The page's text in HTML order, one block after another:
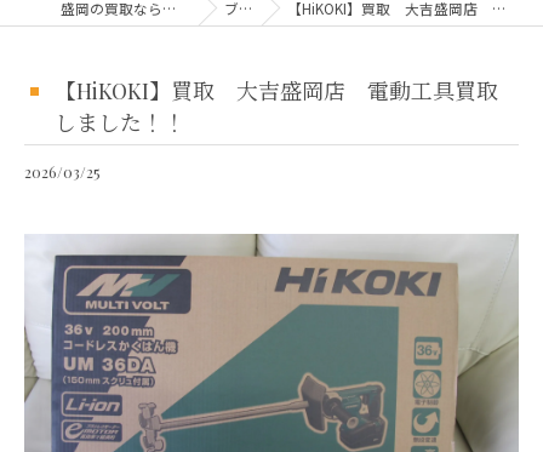
盛岡の買取なら買取大吉 盛岡店 ブログ 【HiKOKI】買取 大吉盛岡店 電動工具買取しました！！
【HiKOKI】買取 大吉盛岡店 電動工具買取
しました！！
2026/03/25